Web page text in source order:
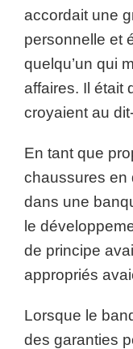
accordait une
personnelle et
quelqu’un qui
affaires. Il était
croyaient au
En tant que
chaussures en
dans une
le
de principe
appropriés
Lorsque le
des garanties